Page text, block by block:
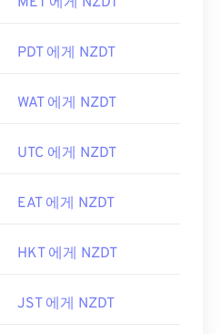
PDT 에게 NZDT
WAT 에게 NZDT
UTC 에게 NZDT
EAT 에게 NZDT
HKT 에게 NZDT
JST 에게 NZDT